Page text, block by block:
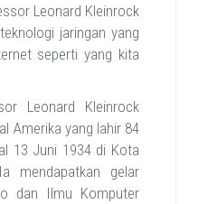
Leonard Kleinrock
jaringan yang
seperti yang kita
Leonard Kleinrock
Amerika yang lahir 84
13 Juni 1934 di Kota
mendapatkan gelar
dan Ilmu Komputer